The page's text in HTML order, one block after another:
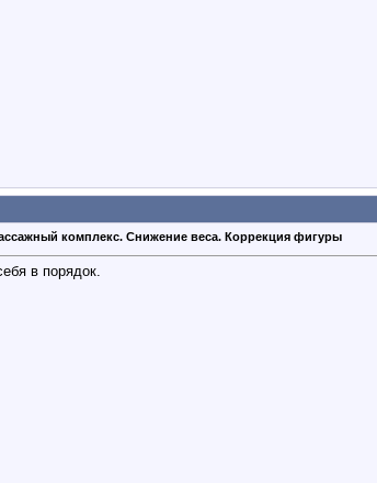
комплекс. Снижение веса. Коррекция фигуры
в порядок.